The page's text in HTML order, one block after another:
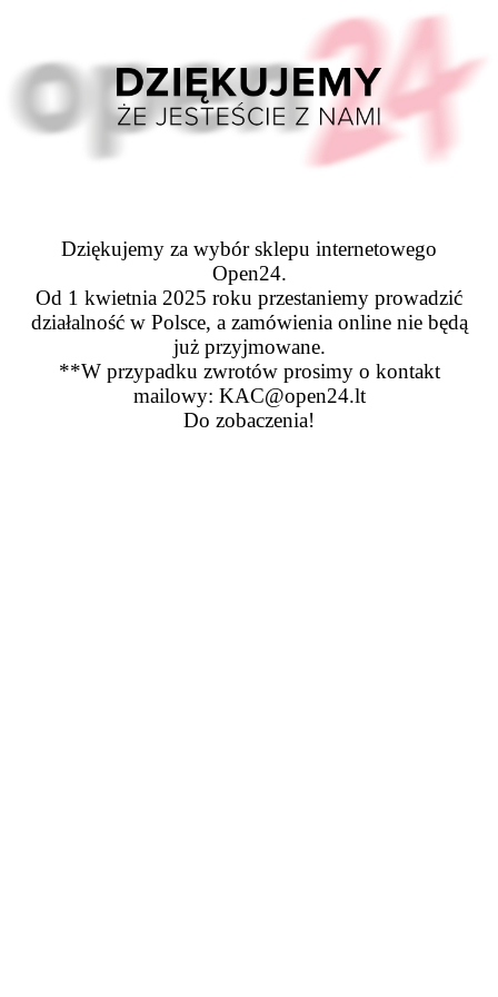
Dziękujemy za wybór sklepu internetowego
Open24.
Od 1 kwietnia 2025 roku przestaniemy prowadzić
działalność w Polsce, a zamówienia online nie będą
już przyjmowane.
**W przypadku zwrotów prosimy o kontakt
mailowy: KAC@open24.lt
Do zobaczenia!